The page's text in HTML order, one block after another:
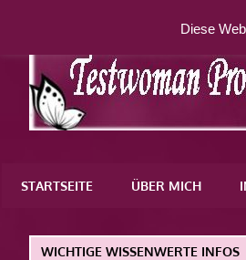
springen
WordPress-
STARTSEITE ÜBER MICH
WICHTIGE WISSENWERTE INFOS
Diese